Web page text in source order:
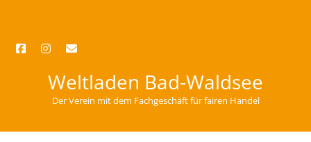
facebookinstagram
email
Weltladen Bad-Waldsee
Der Verein mit dem Fachgeschäft für fairen Handel